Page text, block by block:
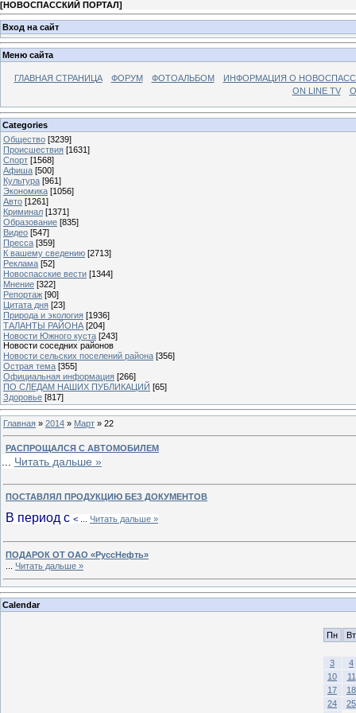
[НОВОСПАССКИЙ ПОРТАЛ]
Вход на сайт
Меню сайта
ГЛАВНАЯ СТРАНИЦА ФОРУМ ФОТОАЛЬБОМ
ИНФОРМАЦИЯ О
ON LINE TV
Categories
Общество [3239]
Происшествия [1631]
Спорт [1568]
Афиша [500]
Культура [961]
Экономика [1056]
Авто [1261]
Криминал [1371]
Образование [835]
Видео [547]
Пресса [359]
К вашему сведению [2713]
Реклама [52]
Новоспасские вести [1344]
Мнение [322]
Репортаж [90]
Цитата дня [23]
Природа и экология [1936]
ТАЛАНТЫ РАЙОНА [204]
Новости Южного куста [243]
Новости соседних районов
Новости сельских поселений района [356]
Острая тема [355]
Официальная информация [266]
ПО СЛЕДАМ НАШИХ ПУБЛИКАЦИЙ [65]
Здоровье [817]
Главная » 2014 » Март » 22
РАСПРОЩАЛСЯ С АВТОМОБИЛЕМ
... Читать дальше »
ПОСТАВЛЯЛ ПРОДУКЦИЮ БЕЗ ДОКУМЕНТОВ
В период с < Читать дальше »
ПОДАРОК ОТ ОАО «РуссНефть»
Читать дальше »
Calendar
Пн Вт
3
4
10
11
17
18
24
25